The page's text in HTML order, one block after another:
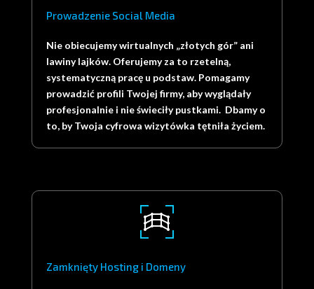
Prowadzenie Social Media
Nie obiecujemy wirtualnych „złotych gór” ani
lawiny lajków. Oferujemy za to rzetelną,
systematyczną pracę u podstaw. Pomagamy
prowadzić profili Twojej firmy, aby wyglądały
profesjonalnie i nie świeciły pustkami. Dbamy o
to, by Twoja cyfrowa wizytówka tętniła życiem.
Zamknięty Hosting i Domeny